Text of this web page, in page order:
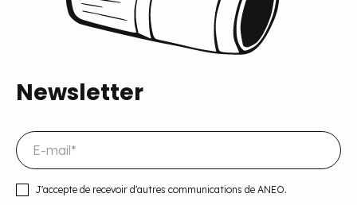
Newsletter
J'accepte de recevoir d'autres communications de ANEO.